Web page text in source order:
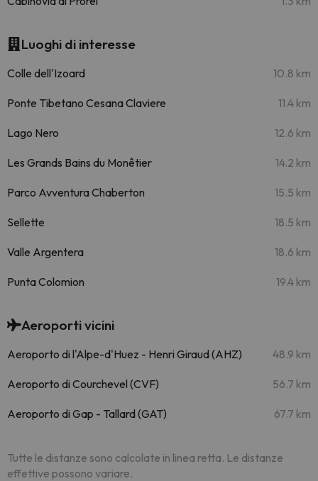
Luoghi di interesse
Colle dell'Izoard 10.8 km
Ponte Tibetano Cesana Claviere 11.4 km
Lago Nero 12.6 km
Les Grands Bains du Monêtier 14.2 km
Parco Avventura Chaberton 15.5 km
Sellette 18.5 km
Valle Argentera 18.6 km
Punta Colomion 19.4 km
Aeroporti vicini
Aeroporto di l'Alpe-d'Huez - Henri Giraud (AHZ) 48.9 km
Aeroporto di Courchevel (CVF) 56.7 km
Aeroporto di Gap - Tallard (GAT) 67.7 km
Tutte le distanze sono calcolate in linea retta. Le distanze
effettive possono variare.